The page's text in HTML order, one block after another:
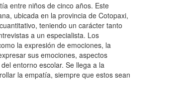
entre niños de cinco años. Este
ubicada en la provincia de Cotopaxi,
teniendo un carácter tanto
a un especialista. Los
la expresión de emociones, la
sus emociones, aspectos
entorno escolar. Se llega a la
la empatía, siempre que estos sean